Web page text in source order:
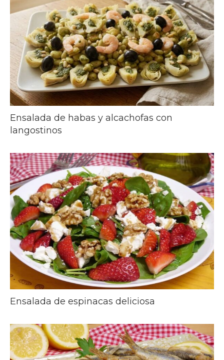
Ensalada de habas y alcachofas con
langostinos
Ensalada de espinacas deliciosa